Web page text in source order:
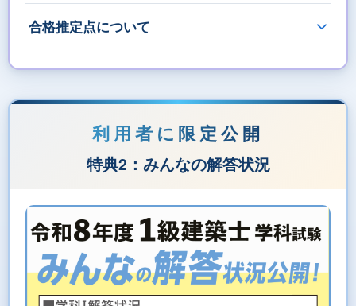
合格推定点について
特典2：みんなの解答状況